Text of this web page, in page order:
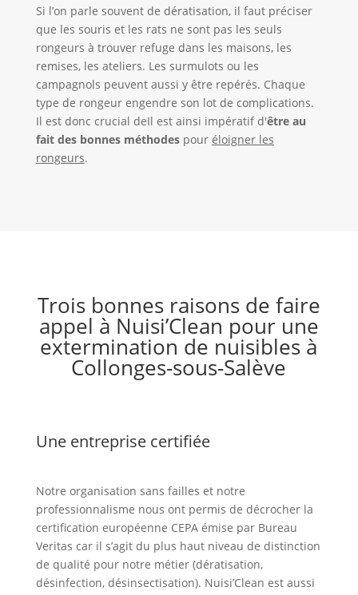
Si l’on parle souvent de dératisation, il faut préciser
que les souris et les rats ne sont pas les seuls
rongeurs à trouver refuge dans les maisons, les
remises, les ateliers. Les surmulots ou les
campagnols peuvent aussi y être repérés. Chaque
type de rongeur engendre son lot de complications.
Il est donc crucial deIl est ainsi impératif d'être au
fait des bonnes méthodespour éloigner les
rongeurs.
Trois bonnes raisons de faire
appel à Nuisi’Clean pour une
extermination de nuisibles à
Collonges-sous-Salève
Une entreprise certifiée
Notre organisation sans failles et notre
professionnalisme nous ont permis de décrocher la
certification européenne CEPA émise par Bureau
Veritas car il s’agit du plus haut niveau de distinction
de qualité pour notre métier (dératisation,
désinfection, désinsectisation). Nuisi’Clean est aussi